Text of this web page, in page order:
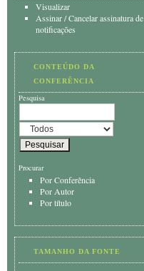
Visualizar
Assinar/Cancelar assinatura de
notificações
CONTEÚDO DA
CONFERÊNCIA
Pesquisa
Procurar
Por Conferência
Por Autor
Por título
TAMANHO DA FONTE